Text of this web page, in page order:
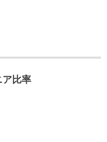
術やワークフローの標準
員として、エンジニアリ
している
できる
担当する開発メンバーが
比率